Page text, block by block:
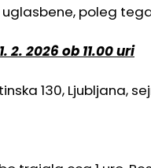
poleg
2. 2026 ob 11.00 uri
130, Ljubljana,